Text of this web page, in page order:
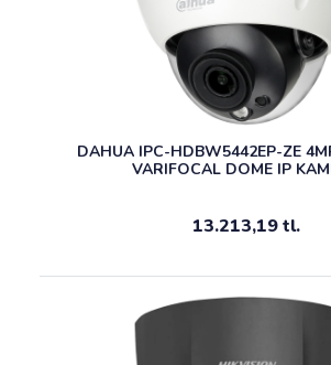
DAHUA IPC-HDBW5442EP-ZE
VARIFOCAL DOME IP
13.213,19 tl.